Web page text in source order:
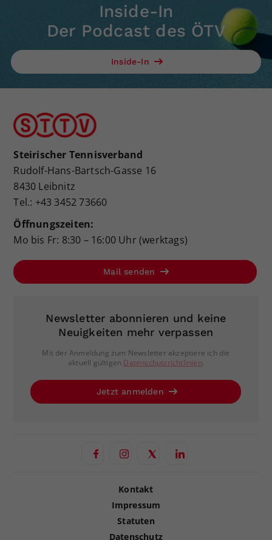
Inside-In
Der Podcast des ÖTV
Inside-In
Steirischer Tennisverband
Rudolf-Hans-Bartsch-Gasse 16
8430 Leibnitz
Tel.: +43 3452 73660
Öffnungszeiten:
Mo bis Fr: 8:30 – 16:00 Uhr (werktags)
Mail senden
Newsletter abonnieren und keine
Neuigkeiten mehr verpassen
Mit der Anmeldung zum Newsletter akzeptiere ich die
aktuell gültigen Datenschutzrichtlinien.
Jetzt anmelden
Kontakt
Impressum
Statuten
Datenschutz